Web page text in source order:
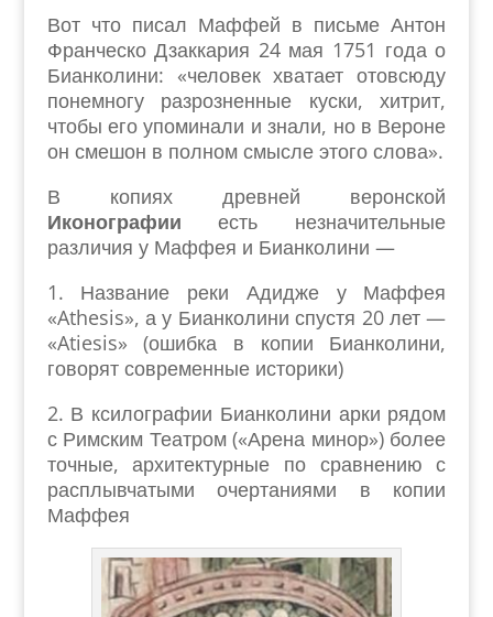
Вот что писал Маффей в письме Антон
Франческо Дзаккария 24 мая 1751 года о
Бианколини: «человек хватает отовсюду
понемногу разрозненные куски, хитрит,
чтобы его упоминали и знали, но в Вероне
он смешон в полном смысле этого слова».
В копиях древней веронской
Иконографии есть незначительные
различия у Маффея и Бианколини —
1. Название реки Адидже у Маффея
«Athesis», а у Бианколини спустя 20 лет —
«Atiesis» (ошибка в копии Бианколини,
говорят современные историки)
2. В ксилографии Бианколини арки рядом
с Римским Театром («Арена минор») более
точные, архитектурные по сравнению с
расплывчатыми очертаниями в копии
Маффея